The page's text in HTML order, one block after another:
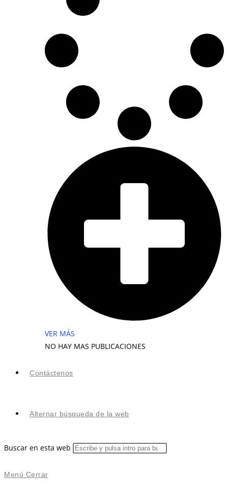
VER MÁS
NO HAY MAS PUBLICACIONES
Contáctenos
Alternar búsqueda de la web
Buscar en esta web
Menú Cerrar